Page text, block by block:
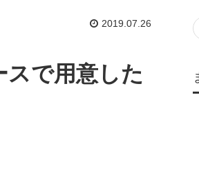
 2019.07.26
スで用意した